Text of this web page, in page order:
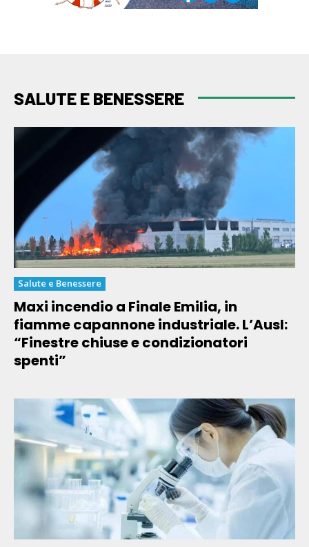
SALUTE E BENESSERE
Salute e Benessere
Maxi incendio a Finale Emilia, in
fiamme capannone industriale. L’Ausl:
“Finestre chiuse e condizionatori
spenti”